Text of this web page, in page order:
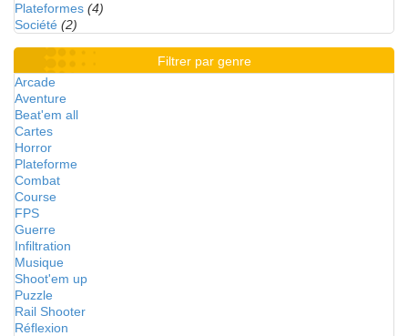
Plateformes (4)
Société (2)
Filtrer par genre
Arcade
Aventure
Beat'em all
Cartes
Horror
Plateforme
Combat
Course
FPS
Guerre
Infiltration
Musique
Shoot'em up
Puzzle
Rail Shooter
Réflexion